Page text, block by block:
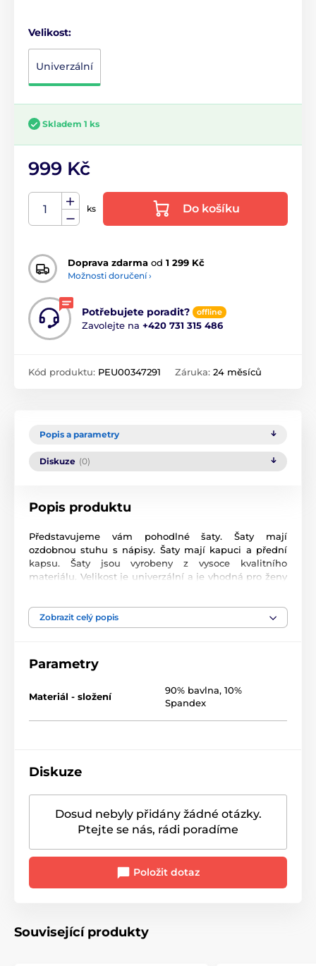
Velikost:
Univerzální
Skladem 1 ks
999 Kč
ks Do košíku
Doprava zdarma od 1 299 Kč
Možnosti doručení ›
Potřebujete poradit? offline
Zavolejte na +420 731 315 486
Kód produktu: PEU00347291 Záruka: 24 měsíců
Popis a parametry
Diskuze (0)
Popis produktu
Představujeme vám pohodlné šaty. Šaty mají
ozdobnou stuhu s nápisy. Šaty mají kapuci a přední
kapsu. Šaty jsou vyrobeny z vysoce kvalitního
materiálu. Velikost je univerzální a je vhodná pro ženy
Složení materiálu:
10% Spandex
Zobrazit celý popis
Parametry
Materiál - složení
90% bavlna, 10%
Spandex
Diskuze
Dosud nebyly přidány žádné otázky.
Ptejte se nás, rádi poradíme
Položit dotaz
Související produkty